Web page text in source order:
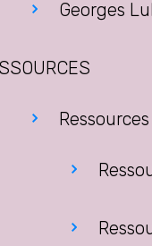
Georges
Ressources